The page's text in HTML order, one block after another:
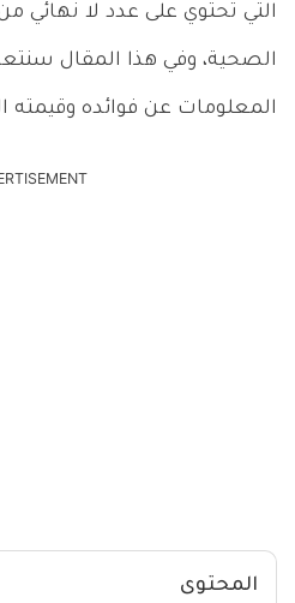
التي تحتوي على عدد لا نهائي
الصحية، وفي هذا المقال
المعلومات عن فوائده وقيمته
المحتوى